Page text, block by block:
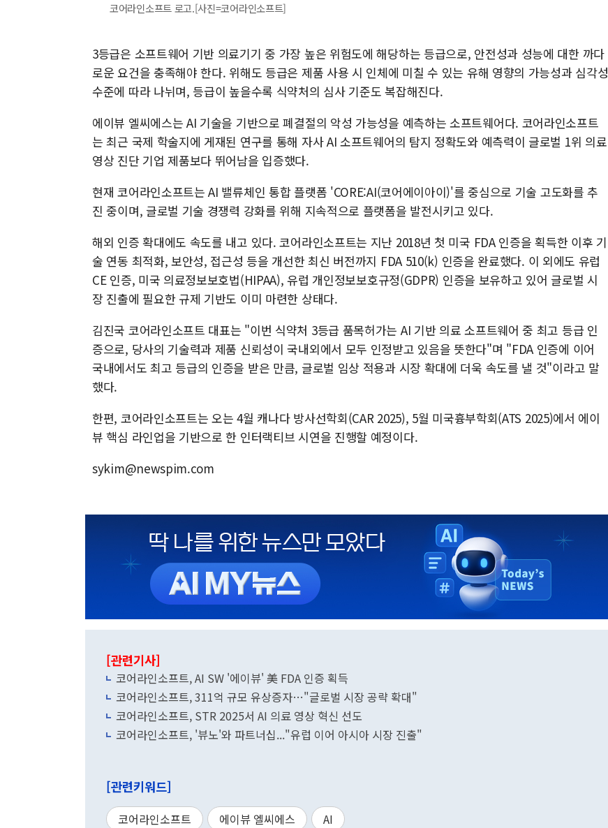
코어라인소프트 로고.[사진=코어라인소프트]
3등급은 소프트웨어 기반 의료기기 중 가장 높은 위험도에 해당하는 등급으로, 안전성과 성능에 대한 까다
로운 요건을 충족해야 한다. 위해도 등급은 제품 사용 시 인체에 미칠 수 있는 유해 영향의 가능성과 심각성
수준에 따라 나뉘며, 등급이 높을수록 식약처의 심사 기준도 복잡해진다.
에이뷰 엘씨에스는 AI 기술을 기반으로 폐결절의 악성 가능성을 예측하는 소프트웨어다. 코어라인소프트
는 최근 국제 학술지에 게재된 연구를 통해 자사 AI 소프트웨어의 탐지 정확도와 예측력이 글로벌 1위 의료
영상 진단 기업 제품보다 뛰어남을 입증했다.
현재 코어라인소프트는 AI 밸류체인 통합 플랫폼 'CORE:AI(코어에이아이)'를 중심으로 기술 고도화를 추
진 중이며, 글로벌 기술 경쟁력 강화를 위해 지속적으로 플랫폼을 발전시키고 있다.
해외 인증 확대에도 속도를 내고 있다. 코어라인소프트는 지난 2018년 첫 미국 FDA 인증을 획득한 이후 기
술 연동 최적화, 보안성, 접근성 등을 개선한 최신 버전까지 FDA 510(k) 인증을 완료했다. 이 외에도 유럽
CE 인증, 미국 의료정보보호법(HIPAA), 유럽 개인정보보호규정(GDPR) 인증을 보유하고 있어 글로벌 시
장 진출에 필요한 규제 기반도 이미 마련한 상태다.
김진국 코어라인소프트 대표는 "이번 식약처 3등급 품목허가는 AI 기반 의료 소프트웨어 중 최고 등급 인
증으로, 당사의 기술력과 제품 신뢰성이 국내외에서 모두 인정받고 있음을 뜻한다"며 "FDA 인증에 이어
국내에서도 최고 등급의 인증을 받은 만큼, 글로벌 임상 적용과 시장 확대에 더욱 속도를 낼 것"이라고 말
했다.
한편, 코어라인소프트는 오는 4월 캐나다 방사선학회(CAR 2025), 5월 미국흉부학회(ATS 2025)에서 에이
뷰 핵심 라인업을 기반으로 한 인터랙티브 시연을 진행할 예정이다.
sykim@newspim.com
[관련기사]
코어라인소프트, AI SW '에이뷰' 美 FDA 인증 획득
코어라인소프트, 311억 규모 유상증자…"글로벌 시장 공략 확대"
코어라인소프트, STR 2025서 AI 의료 영상 혁신 선도
코어라인소프트, '뷰노'와 파트너십..."유럽 이어 아시아 시장 진출"
[관련키워드]
코어라인소프트 에이뷰 엘씨에스 AI